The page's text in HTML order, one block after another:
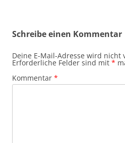
Schreibe einen Kommentar
Deine E-Mail-Adresse wird nicht
Erforderliche Felder sind mit *
Kommentar *